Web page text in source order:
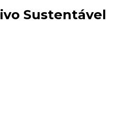
Sustentável